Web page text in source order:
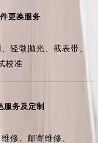
更换服务
轻微抛光、 截表带、
校准
服务及定制
修、 邮寄维修、